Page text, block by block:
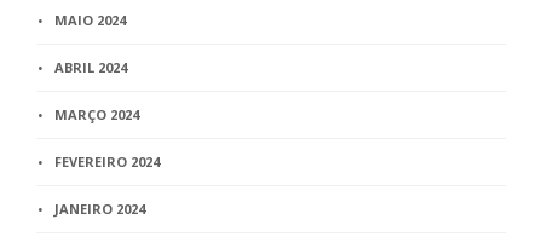
MAIO 2024
ABRIL 2024
MARÇO 2024
FEVEREIRO 2024
JANEIRO 2024